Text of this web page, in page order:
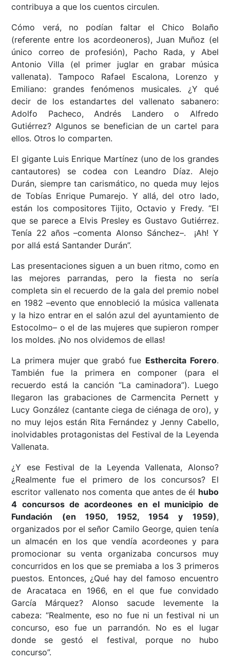
contribuya a que los cuentos circulen.
Cómo verá, no podían faltar el Chico Bolaño
(referente entre los acordeoneros), Juan Muñoz (el
único correo de profesión), Pacho Rada, y Abel
Antonio Villa (el primer juglar en grabar música
vallenata). Tampoco Rafael Escalona, Lorenzo y
Emiliano: grandes fenómenos musicales. ¿Y qué
decir de los estandartes del vallenato sabanero:
Adolfo Pacheco, Andrés Landero o Alfredo
Gutiérrez? Algunos se benefician de un cartel para
ellos. Otros lo comparten.
El gigante Luis Enrique Martínez (uno de los grandes
cantautores) se codea con Leandro Díaz. Alejo
Durán, siempre tan carismático, no queda muy lejos
de Tobías Enrique Pumarejo. Y allá, del otro lado,
están los compositores Tijito, Octavio y Fredy. “El
que se parece a Elvis Presley es Gustavo Gutiérrez.
Tenía 22 años –comenta Alonso Sánchez–. ¡Ah! Y
por allá está Santander Durán”.
Las presentaciones siguen a un buen ritmo, como en
las mejores parrandas, pero la fiesta no sería
completa sin el recuerdo de la gala del premio nobel
en 1982 –evento que ennobleció la música vallenata
y la hizo entrar en el salón azul del ayuntamiento de
Estocolmo– o el de las mujeres que supieron romper
los moldes. ¡No nos olvidemos de ellas!
La primera mujer que grabó fue Esthercita Forero.
También fue la primera en componer (para el
recuerdo está la canción “La caminadora”). Luego
llegaron las grabaciones de Carmencita Pernett y
Lucy González (cantante ciega de ciénaga de oro), y
no muy lejos están Rita Fernández y Jenny Cabello,
inolvidables protagonistas del Festival de la Leyenda
Vallenata.
¿Y ese Festival de la Leyenda Vallenata, Alonso?
¿Realmente fue el primero de los concursos? El
escritor vallenato nos comenta que antes de él hubo
4 concursos de acordeones en el municipio de
Fundación (en 1950, 1952, 1954 y 1959),
organizados por el señor Camilo George, quien tenía
un almacén en los que vendía acordeones y para
promocionar su venta organizaba concursos muy
concurridos en los que se premiaba a los 3 primeros
puestos. Entonces, ¿Qué hay del famoso encuentro
de Aracataca en 1966, en el que fue convidado
García Márquez? Alonso sacude levemente la
cabeza: “Realmente, eso no fue ni un festival ni un
concurso, eso fue un parrandón. No es el lugar
donde se gestó el festival, porque no hubo
concurso”.